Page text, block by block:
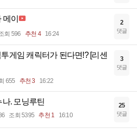
이
회 596 추천 4 16:24
2
댓글
게임 캐릭터가 된다면!? [리센
655 추천 3 16:22
3
댓글
. 모닝루틴
조회 5395 추천 1 16:10
25
댓글